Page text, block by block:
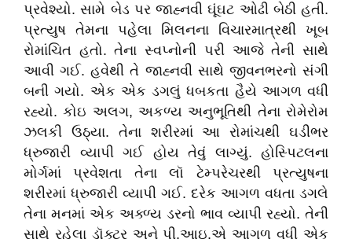
પ્રવેશ્યો. સામે બેડ પર જાહ્નવી ઘૂંઘટ ઓઢી બેઠી હતી.
પ્રત્યુષ તેમના પહેલા મિલનના વિચારમાત્રથી ખૂબ
રોમાંચિત હતો. તેના સ્વપ્નોની પરી આજે તેની સાથે
આવી ગઈ. હવેથી તે જાહ્નવી સાથે જીવનભરનો સંગી
બની ગયો. એક એક ડગલું ધબકતા હૈયે આગળ વધી
રહ્યો. કોઇ અલગ, અકળ્ય અનુભૂતિથી તેના રોમેરોમ
ઝલકી ઉઠ્યા. તેના શરીરમાં આ રોમાંચથી ઘડીભર
ધ્રુજારી વ્યાપી ગઈ હોય તેવું લાગ્યું. હોસ્પિટલના
મોર્ગમાં પ્રવેશતા તેના લૉ ટેમ્પરેચરથી પ્રત્યુષના
શરીરમાં ધ્રુજારી વ્યાપી ગઈ. દરેક આગળ વધતા ડગલે
તેના મનમાં એક અક્ળ્ય ડરનો ભાવ વ્યાપી રહ્યો. તેની
સાથે રહેલા ડૉક્ટર અને પી.આઇ.એ આગળ વધી એક